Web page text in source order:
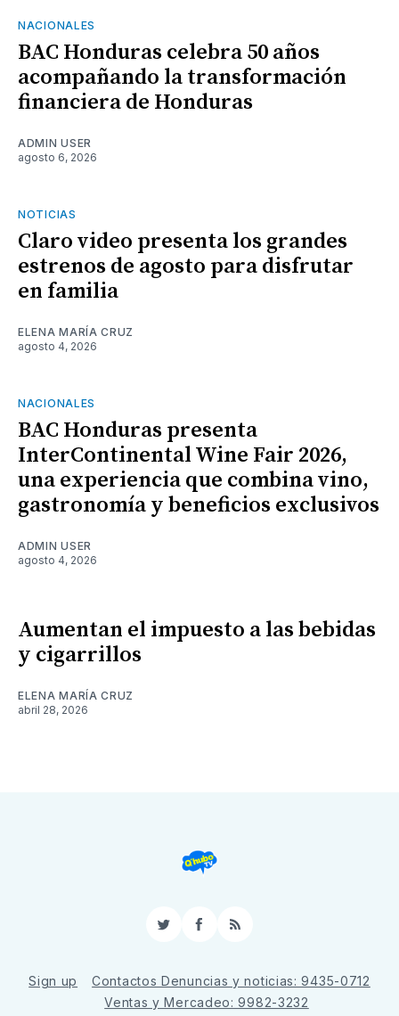
NACIONALES
BAC Honduras celebra 50 años
acompañando la transformación
financiera de Honduras
ADMIN USER
agosto 6, 2026
NOTICIAS
Claro video presenta los grandes
estrenos de agosto para disfrutar
en familia
ELENA MARÍA CRUZ
agosto 4, 2026
NACIONALES
BAC Honduras presenta
InterContinental Wine Fair 2026,
una experiencia que combina vino,
gastronomía y beneficios exclusivos
ADMIN USER
agosto 4, 2026
Aumentan el impuesto a las bebidas
y cigarrillos
ELENA MARÍA CRUZ
abril 28, 2026
TwitterFacebook
RSS
Sign up
Contactos Denuncias y noticias: 9435-0712
Ventas y Mercadeo: 9982-3232